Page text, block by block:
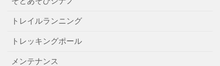
トレイルランニング
トレッキングポール
メンテナンス